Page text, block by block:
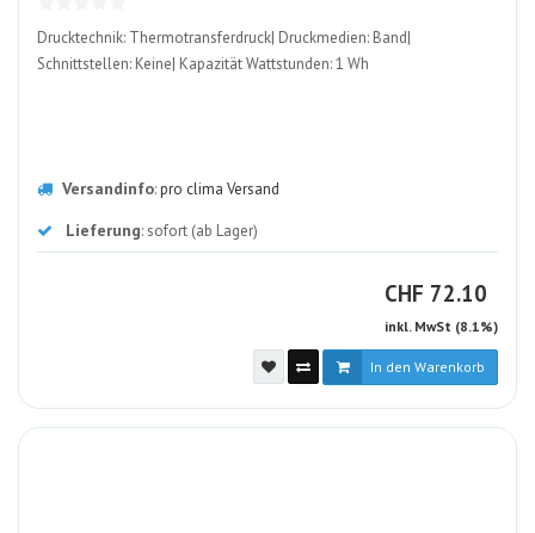
Drucktechnik: Thermotransferdruck| Druckmedien: Band|
Schnittstellen: Keine| Kapazität Wattstunden: 1 Wh
Versandinfo:pro clima Versand
Lieferung: sofort (ab Lager)
CHF CHF
72.10
inkl. MwSt (8.1%)
In den Warenkorb